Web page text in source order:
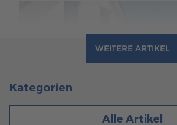
WEITERE ARTIKEL
Kategorien
Alle Artikel